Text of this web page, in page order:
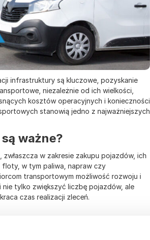
infrastruktury są kluczowe, pozyskanie
niezależnie od ich wielkości,
kosztów operacyjnych i konieczności
stanowią jedno z najważniejszych
ważne?
w zakresie zakupu pojazdów, ich
w tym paliwa, napraw czy
transportowym możliwość rozwoju i
nie tylko zwiększyć liczbę pojazdów, ale
czas realizacji zleceń.
i celów finansowania. Wśród